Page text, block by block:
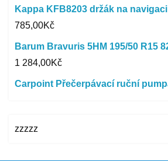
Kappa KFB8203 držák na navigaci
785,00Kč
Barum Bravuris 5HM 195/50 R15
1 284,00Kč
Carpoint Přečerpávací ruční
zzzzz